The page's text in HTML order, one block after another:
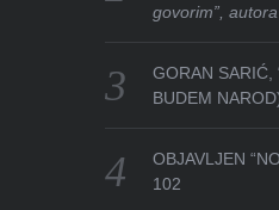
govorim”,
GORAN SARIĆ,
BUDEM
OBJAVLJEN
102